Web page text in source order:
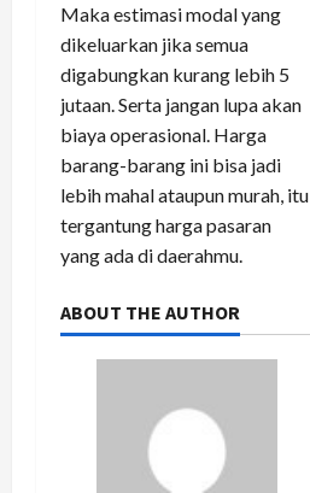
Maka estimasi modal yang
dikeluarkan jika semua
digabungkan kurang lebih 5
jutaan. Serta jangan lupa akan
biaya operasional. Harga
barang-barang ini bisa jadi
lebih mahal ataupun murah, itu
tergantung harga pasaran
yang ada di daerahmu.
ABOUT THE AUTHOR